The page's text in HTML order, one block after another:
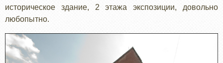
историческое здание, 2 этажа экспозиции, довольно
любопытно.